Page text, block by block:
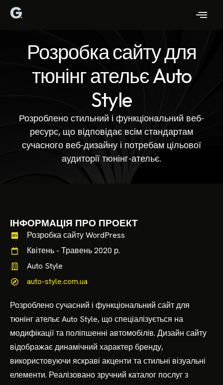
Розробка сайту для
тюнінг ательє Auto
Style
Розроблено стильний і функціональний веб-
ресурс, що відповідає всім стандартам
сучасного веб-дизайну і потребам цільової
аудиторії тюнінг-ательє.
ІНФОРМАЦІЯ ПРО ПРОЕКТ
Розробка сайту WordPress
Квітень - Травень 2020 р.
Auto Style
auto-style.com.ua
Розроблено сучасний і функціональний сайт для
тюнінг ательє Auto Style, що спеціалізується на
модифікації та поліпшенні автомобілів. Дизайн сайту
відображає динамічний характер бренду,
використовуючи яскраві акценти та стильні візуальні
елементи. Реалізовано зручний каталог послуг з